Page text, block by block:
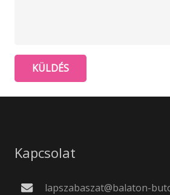
KÜLDÉS
Kapcsolat
lapszabaszat@balaton-